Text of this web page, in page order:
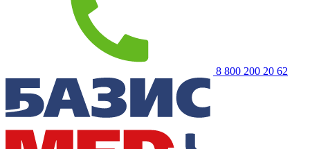
8 800 200 20 62